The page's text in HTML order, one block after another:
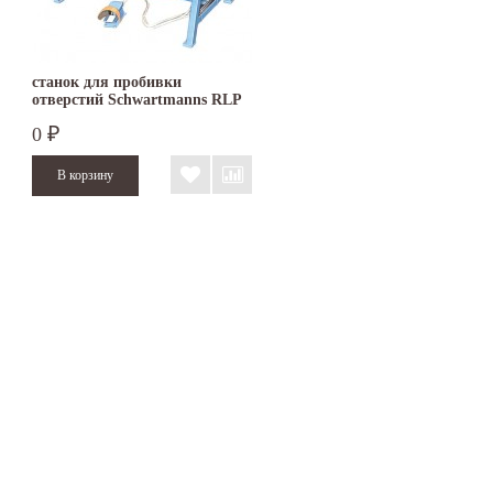
станок для пробивки
отверстий Schwartmanns RLP
0 ₽